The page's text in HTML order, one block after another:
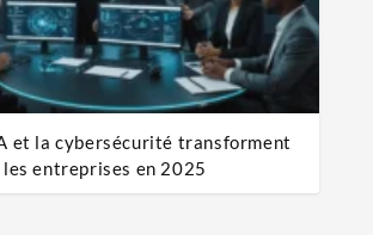
et la cybersécurité transforment
les entreprises en 2025